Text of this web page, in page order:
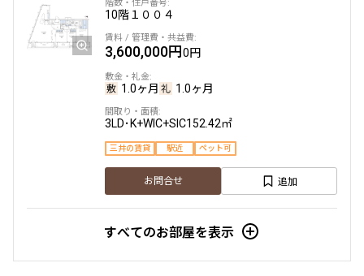
10階１００４
3,600,000円0円
1.0ヶ月 1.0ヶ月
3LD･K+WIC+SIC152.42㎡
三井の賃貸 駅近 ペット可
お問合せ 追加
すべてのお部屋を表示